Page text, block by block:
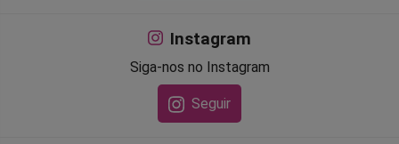
Instagram
Siga-nos no Instagram
Seguir